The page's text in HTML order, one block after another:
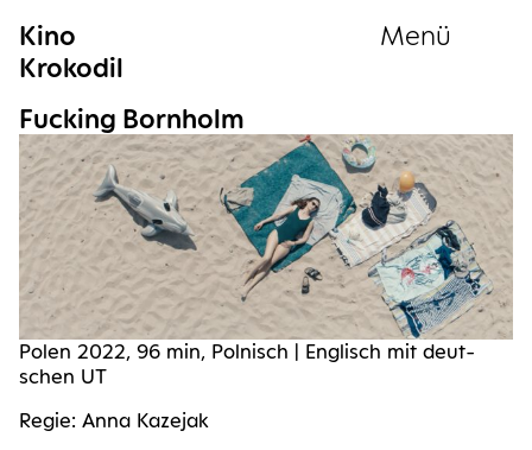
Kino
Krokodil
Menü
Fuck­ing Bornholm
Polen 2022, 96 min, Pol­nisch | Eng­lisch mit deut­
schen UT
Regie: Anna Kazejak